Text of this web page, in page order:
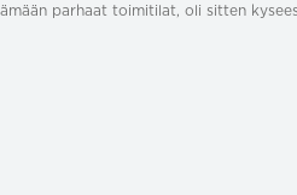
parhaat toimitilat, oli sitten